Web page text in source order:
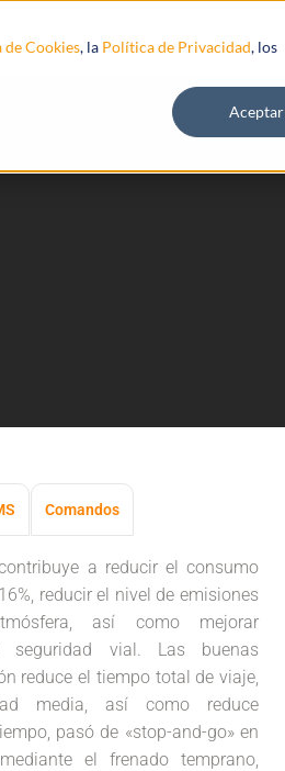
Cookies, la Política de Privacidad, los
Aceptar
Comandos
a reducir el consumo
reducir el nivel de emisiones
así como mejorar
seguridad vial. Las buenas
reduce el tiempo total de viaje,
media, así como reduce
pasó de «stop-and-go» en
el frenado temprano,